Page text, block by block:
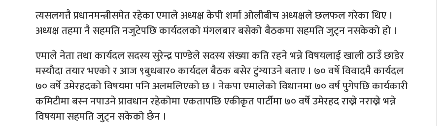
त्यसलगत्तै प्रधानमन्त्रीसमेत रहेका एमाले अध्यक्ष केपी शर्मा ओलीबीच अध्यक्षले छलफल गरेका थिए ।
अध्यक्ष तहमा नै सहमति नजुटेपछि कार्यदलको मंगलबार बसेको बैठकमा सहमति जुट्न नसकेको हो ।
एमाले नेता तथा कार्यदल सदस्य सुरेन्द्र पाण्डेले सदस्य संख्या कति रहने भन्ने विषयलाई खाली ठाउँ छाडेर
मस्यौदा तयार भएको र आज ९बुधबार० कार्यदल बैठक बसेर टुंग्याउने बताए । ७० वर्षे विवादमै कार्यदल
७० वर्षे उमेरहदको विषयमा पनि अलमलिएको छ । नेकपा एमालेको विधानमा ७० वर्ष पुगेपछि कार्यकारी
कमिटीमा बस्न नपाउने प्रावधान रहेकोमा एकतापछि एकीकृत पार्टीमा ७० वर्षे उमेरहद राख्ने नराख्ने भन्ने
विषयमा सहमति जुट्न सकेको छैन ।